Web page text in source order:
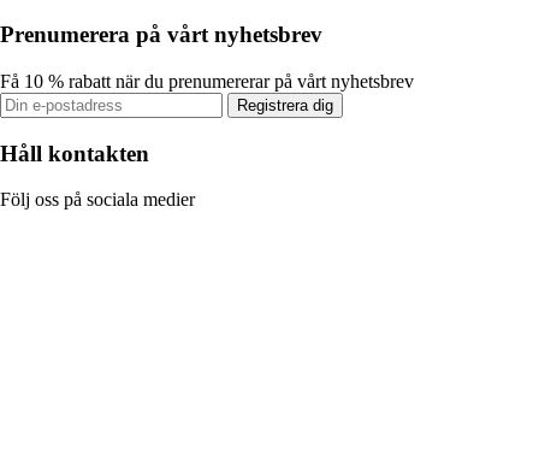
Prenumerera på vårt nyhetsbrev
Få 10 % rabatt när du prenumererar på vårt nyhetsbrev
Registrera dig
Håll kontakten
Följ oss på sociala medier